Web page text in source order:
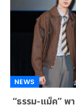
NEWS
“ธรรม-แม็ค” พ